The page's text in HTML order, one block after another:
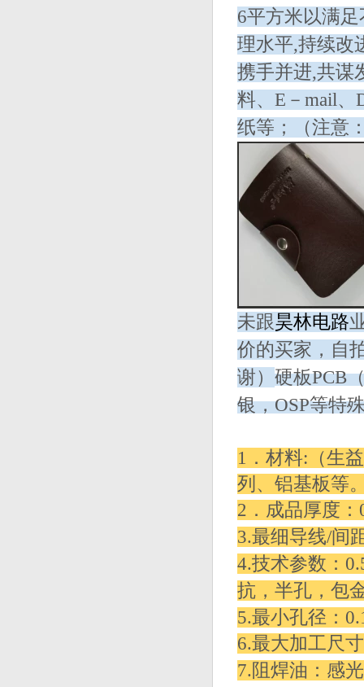
6平方米以满
理水平,持续改
携手并进,共谋
料、E－mail、
纸等；（注意
未跟昊林电路
价的买家， 自
谢） 硬板PCB
银，OSP等特
1．材料:（生
列、铝基板等
2．成品厚度：
3.最细导线/间
4.技术参数：
抗，半孔，包
5.最小孔径：
6.最大加工尺
7.阻焊油：感